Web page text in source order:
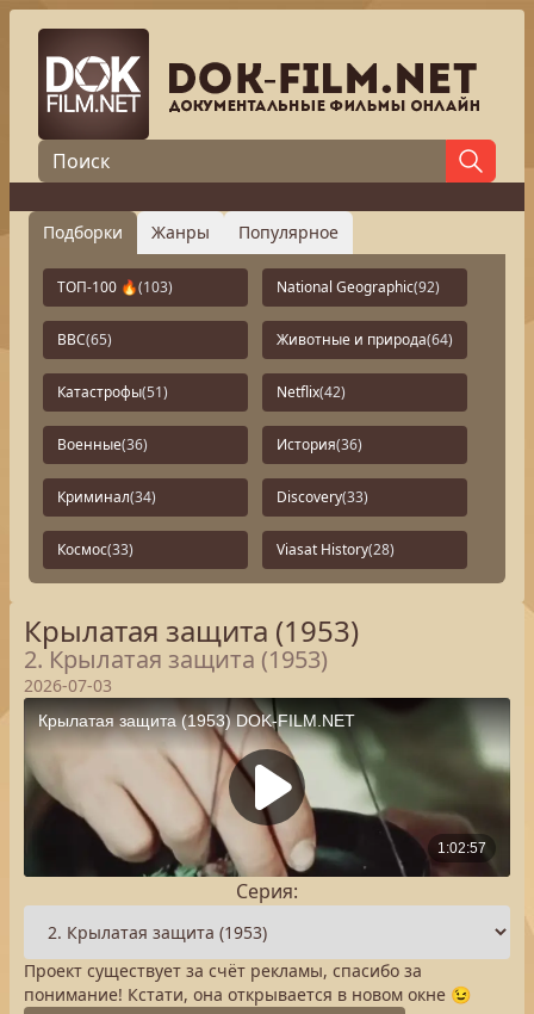
Подборки Жанры Популярное
ТОП-100 🔥(103) National Geographic(92)
BBC(65) Животные и природа(64)
Катастрофы(51) Netflix(42)
Военные(36) История(36)
Криминал(34) Discovery(33)
Космос(33) Viasat History(28)
Крылатая защита (1953)
2. Крылатая защита (1953)
2026-07-03
Серия:
Проект существует за счёт рекламы, спасибо за
понимание! Кстати, она открывается в новом окне 😉